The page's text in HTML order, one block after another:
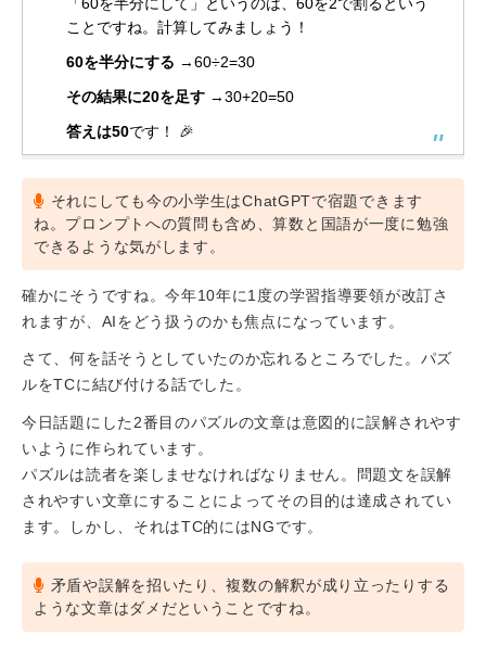
ことですね。計算してみましょう！
60を半分にする →60÷2=30
その結果に20を足す →30+20=50
答えは50です！ 🎉
それにしても今の小学生はChatGPTで宿題できます
ね。プロンプトへの質問も含め、算数と国語が一度に勉強
できるような気がします。
確かにそうですね。今年10年に1度の学習指導要領が改訂さ
れますが、AIをどう扱うのかも焦点になっています。
さて、何を話そうとしていたのか忘れるところでした。パズ
ルをTCに結び付ける話でした。
今日話題にした2番目のパズルの文章は意図的に誤解されやす
いように作られています。
パズルは読者を楽しませなければなりません。問題文を誤解
されやすい文章にすることによってその目的は達成されてい
ます。しかし、それはTC的にはNGです。
矛盾や誤解を招いたり、複数の解釈が成り立ったりする
ような文章はダメだということですね。